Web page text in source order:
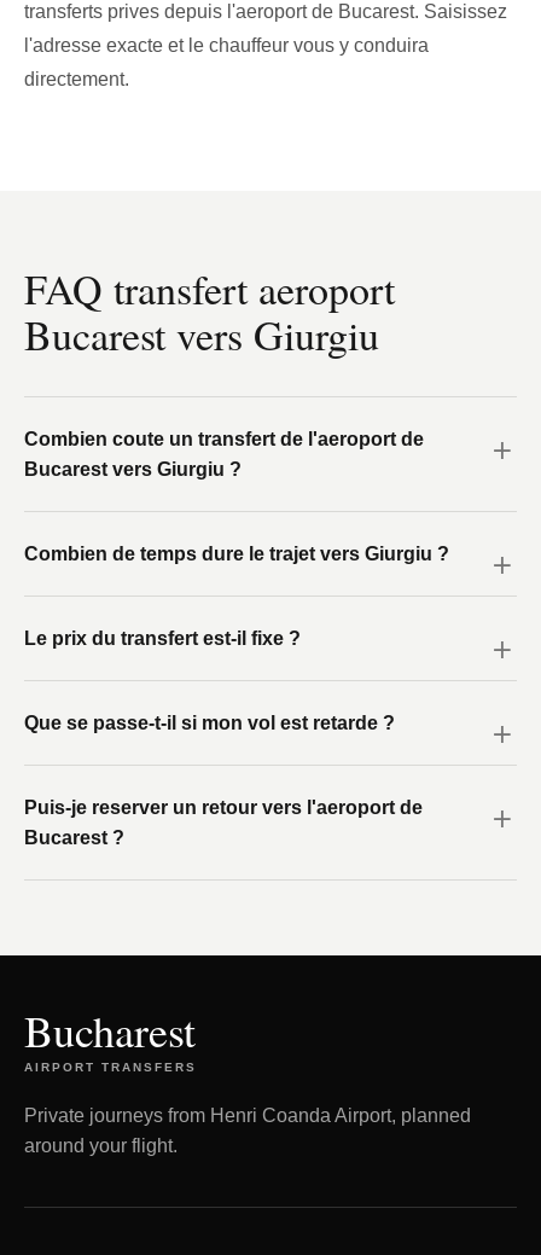
transferts prives depuis l'aeroport de Bucarest. Saisissez
l'adresse exacte et le chauffeur vous y conduira
directement.
FAQ transfert aeroport
Bucarest vers Giurgiu
Combien coute un transfert de l'aeroport de
Bucarest vers Giurgiu ?
Combien de temps dure le trajet vers Giurgiu ?
Le prix du transfert est-il fixe ?
Que se passe-t-il si mon vol est retarde ?
Puis-je reserver un retour vers l'aeroport de
Bucarest ?
Bucharest
AIRPORT TRANSFERS
Private journeys from Henri Coanda Airport, planned
around your flight.